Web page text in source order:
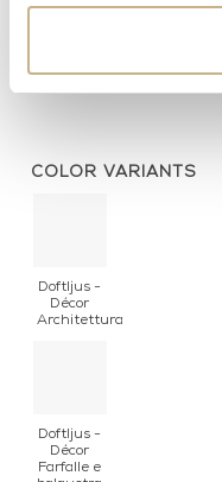
COLOR VARIANTS
Doftljus -
Décor
Architettura
Doftljus -
Décor
Farfalle e